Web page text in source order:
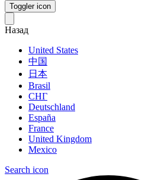
Toggler icon
Назад
United States
中国
日本
Brasil
СНГ
Deutschland
España
France
United Kingdom
Mexico
Search icon